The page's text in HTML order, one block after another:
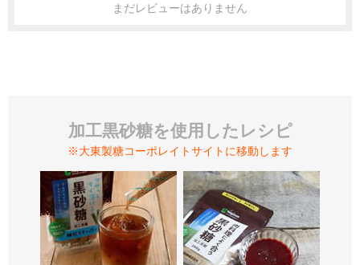
まだレビューはありません
加工黒砂糖を使用したレシピ
※大東製糖コーポレイトサイトに移動します